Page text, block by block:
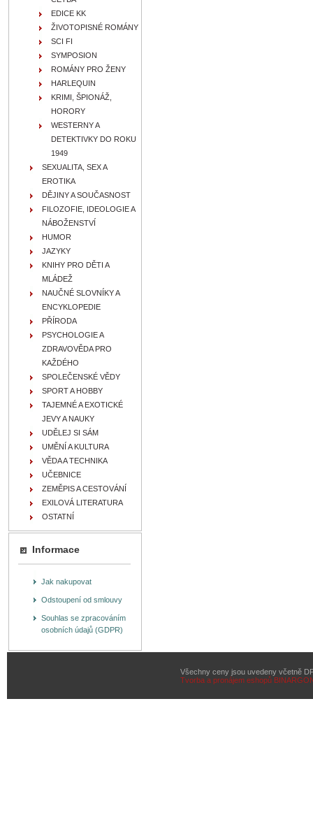
EDICE KK
ŽIVOTOPISNÉ ROMÁNY
SCI FI
SYMPOSION
ROMÁNY PRO ŽENY
HARLEQUIN
KRIMI, ŠPIONÁŽ,
HORORY
WESTERNY A
DETEKTIVKY DO ROKU
1949
SEXUALITA, SEX A
EROTIKA
DĚJINY A SOUČASNOST
FILOZOFIE, IDEOLOGIE A
NÁBOŽENSTVÍ
HUMOR
JAZYKY
KNIHY PRO DĚTI A
MLÁDEŽ
NAUČNÉ SLOVNÍKY A
ENCYKLOPEDIE
PŘÍRODA
PSYCHOLOGIE A
ZDRAVOVĚDA PRO
KAŽDÉHO
SPOLEČENSKÉ VĚDY
SPORT A HOBBY
TAJEMNÉ A EXOTICKÉ
JEVY A NAUKY
UDĚLEJ SI SÁM
UMĚNÍ A KULTURA
VĚDA A TECHNIKA
UČEBNICE
ZEMĚPIS A CESTOVÁNÍ
EXILOVÁ LITERATURA
OSTATNÍ
Informace
Jak nakupovat
Odstoupení od smlouvy
Souhlas se zpracováním
osobních údajů (GDPR)
Všechny ceny jsou uvedeny včetně
Tvorba a pronájem eshopů